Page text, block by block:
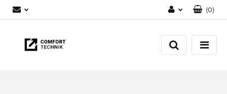
Zaloguj się
Zarejestruj się
(0)